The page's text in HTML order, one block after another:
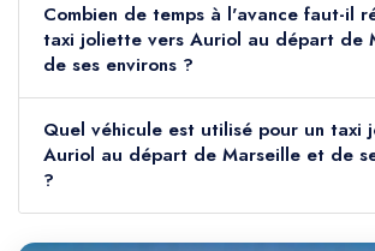
Combien de temps à l'avance faut-il
taxi joliette vers Auriol au départ de
de ses environs ?
Quel véhicule est utilisé pour un taxi
Auriol au départ de Marseille et de
?